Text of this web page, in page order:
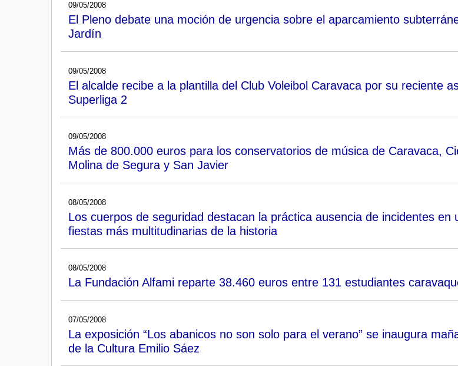
09/05/2008
El Pleno debate una moción de urgencia sobre el aparcamiento
Jardín
09/05/2008
El alcalde recibe a la plantilla del Club Voleibol Caravaca por su reciente
Superliga 2
09/05/2008
Más de 800.000 euros para los conservatorios de música de Caravaca,
Molina de Segura y San Javier
08/05/2008
Los cuerpos de seguridad destacan la práctica ausencia de incidentes en
fiestas más multitudinarias de la historia
08/05/2008
La Fundación Alfami reparte 38.460 euros entre 131 estudiantes
07/05/2008
La exposición “Los abanicos no son solo para el verano” se inaugura
de la Cultura Emilio Sáez